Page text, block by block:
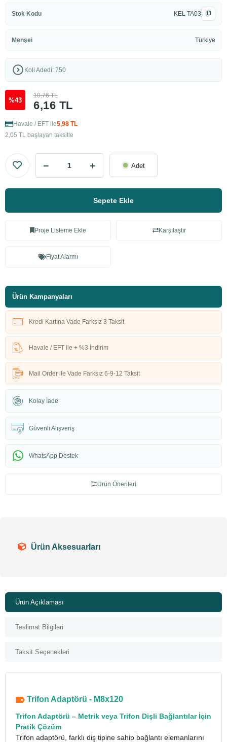
Stok Kodu KEL TA03
Menşei Türkiye
Koli Adedi: 750
%43 6,16 TL
10,76 TL
Havale / EFT ile5,98 TL
2,05 TL başlayan taksitle
Adet
Sepete Ekle
Proje Listeme Ekle Karşılaştır
Fiyat Alarmı
Ürün Kampanyaları
Kredi Kartına Vade Farksız 3 Taksit
Havale / EFT ile + %3 İndirim
Mail Order ile Vade Farksız 6-9-12 Taksit
Kolay İade
Güvenli Alışveriş
WhatsApp Destek
Ürün Önerileri
Ürün Aksesuarları
Ürün Açıklaması
Teslimat Bilgileri
Taksit Seçenekleri
Trifon Adaptörü - M8x120
Trifon Adaptörü – Metrik veya Trifon Dişli Bağlantılar İçin
Pratik Çözüm
Trifon adaptörü, farklı diş tipine sahip bağlantı elemanlarını